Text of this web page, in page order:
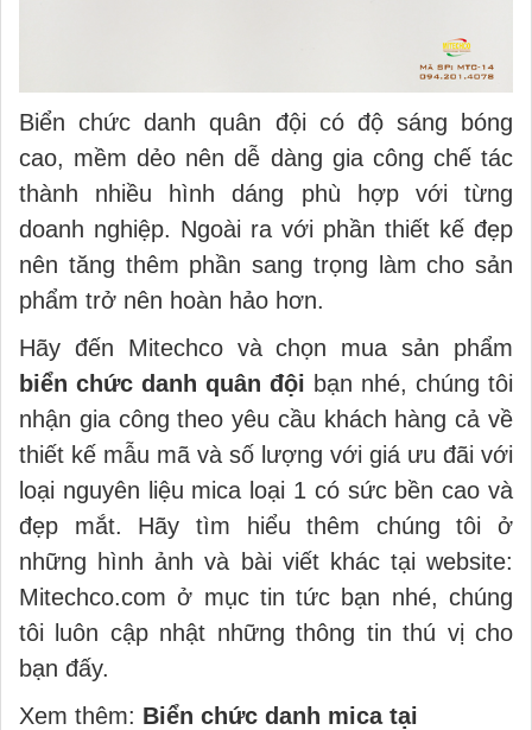
Biển chức danh quân đội có độ sáng bóng
cao, mềm dẻo nên dễ dàng gia công chế tác
thành nhiều hình dáng phù hợp với từng
doanh nghiệp. Ngoài ra với phần thiết kế đẹp
nên tăng thêm phần sang trọng làm cho sản
phẩm trở nên hoàn hảo hơn.
Hãy đến Mitechco và chọn mua sản phẩm
biển chức danh quân đội bạn nhé, chúng tôi
nhận gia công theo yêu cầu khách hàng cả về
thiết kế mẫu mã và số lượng với giá ưu đãi với
loại nguyên liệu mica loại 1 có sức bền cao và
đẹp mắt. Hãy tìm hiểu thêm chúng tôi ở
những hình ảnh và bài viết khác tại website:
Mitechco.com ở mục tin tức bạn nhé, chúng
tôi luôn cập nhật những thông tin thú vị cho
bạn đấy.
Xem thêm: Biển chức danh mica tại